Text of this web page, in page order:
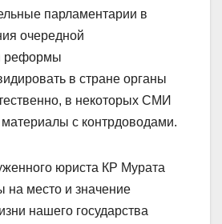
парламентарии в
очередной
реформы
в стране органы
в некоторых СМИ
с контрдоводами.
юриста КР Мурата
на место и значение
нашего государства